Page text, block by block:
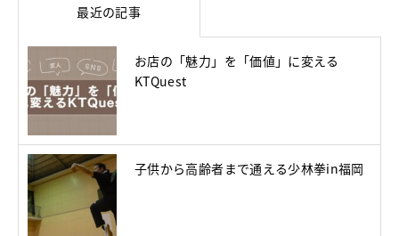
最近の記事
お店の「魅力」を「価値」に変える
KTQuest
子供から高齢者まで通える少林拳in福岡